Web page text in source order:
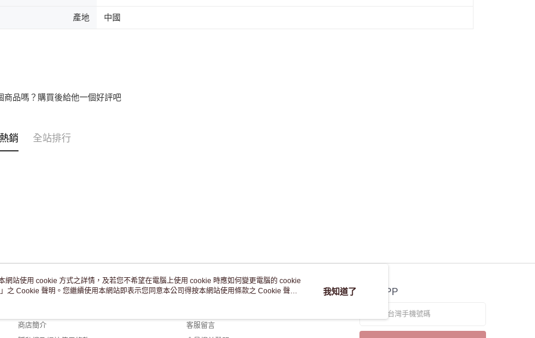
產地 中國
商品嗎？購買後給他一個好評吧
銷 全站排行
關於我們
商店簡介
客服資訊
客服留言
官方APP
網站使用 cookie 方式之詳情，及若您不希望在電腦上使用 cookie 時應如何變更電腦的 cookie
」之 Cookie 聲明。您繼續使用本網站即表示您同意本公司得按本網站使用條款之 Cookie 聲明
我知道了